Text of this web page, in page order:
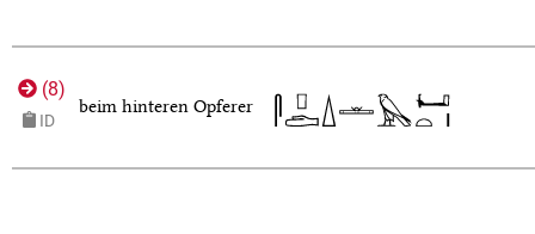
(8)
ID
beim hinteren Opferer